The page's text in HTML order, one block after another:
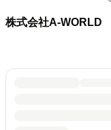
株式会社A-WORLD